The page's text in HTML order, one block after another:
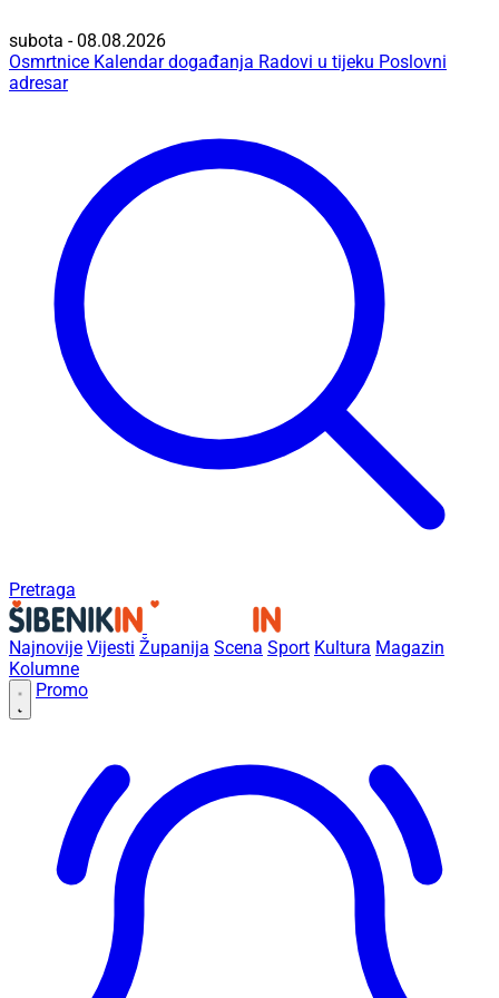
subota - 08.08.2026
Osmrtnice Kalendar događanja Radovi u tijeku Poslovni
adresar
Pretraga
Najnovije Vijesti Županija Scena Sport Kultura Magazin
Kolumne
Promo